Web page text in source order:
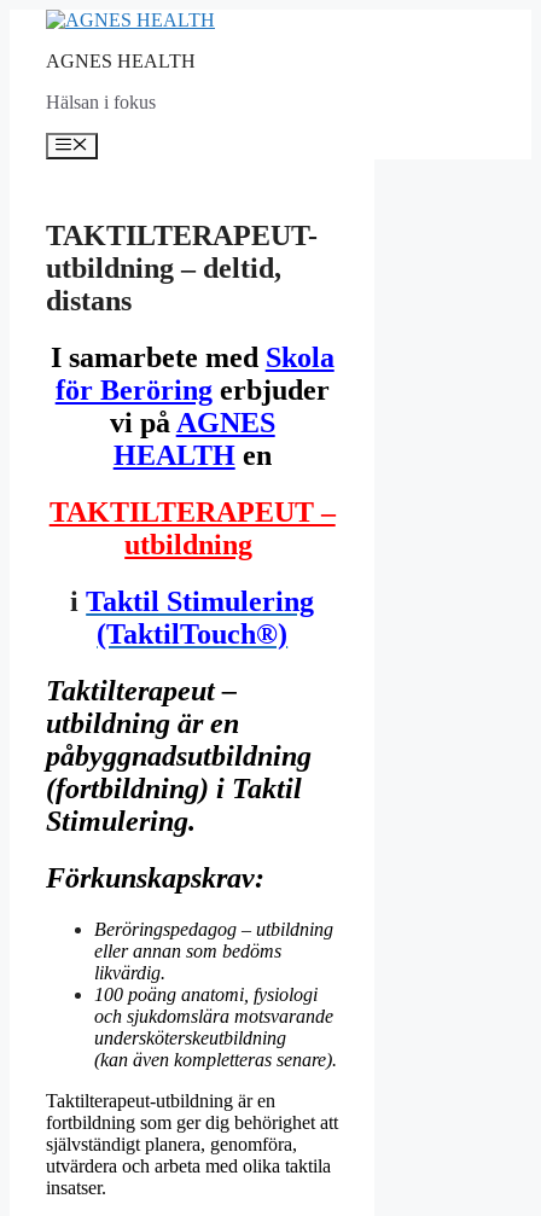
Hoppa
innehållAGNES HEALTH
Hälsan i fokus
Meny
TAKTILTERAPEUT-
utbildning – deltid,
distans
I samarbete med Skola
för Beröring erbjuder
vi på AGNES
HEALTHen
TAKTILTERAPEUT –
utbildning
iTaktil Stimulering
(TaktilTouch®)
Taktilterapeut –
utbildning är en
påbyggnadsutbildning
(fortbildning) i Taktil
Stimulering.
Förkunskapskrav:
Beröringspedagog – utbildning
eller annan som bedöms
likvärdig.
100 poäng anatomi, fysiologi
och sjukdomslära motsvarande
undersköterskeutbildning
(kan även kompletteras senare).
Taktilterapeut-utbildning är en
fortbildning som ger dig behörighet att
självständigt planera, genomföra,
utvärdera och arbeta med olika taktila
insatser.